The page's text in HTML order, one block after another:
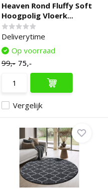
Heaven Rond Fluffy Soft
Hoogpolig Vloerk...
Deliverytime
Vergelijk
Op voorraad
99,- 75,-